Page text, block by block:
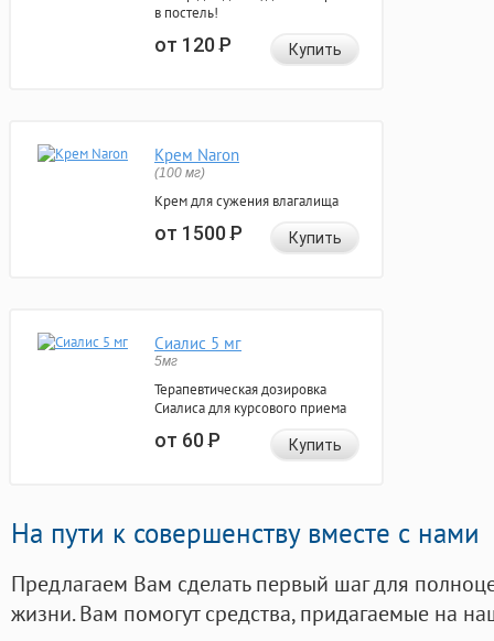
в постель!
от 120Р Купить
Крем Naron
(100 мг)
Крем для сужения влагалища
от 1500Р Купить
Сиалис 5 мг
5мг
Терапевтическая дозировка
Сиалиса для курсового приема
от 60Р Купить
На пути к совершенству вместе с нами
Предлагаем Вам сделать первый шаг для
жизни. Вам помогут средства, придагаемые на